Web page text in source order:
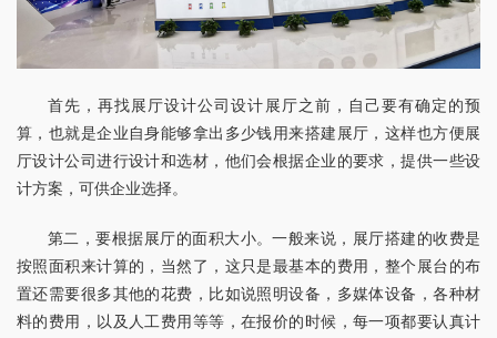
首先，再找展厅设计公司设计展厅之前，自己要有确定的预
算，也就是企业自身能够拿出多少钱用来搭建展厅，这样也方便展
厅设计公司进行设计和选材，他们会根据企业的要求，提供一些设
计方案，可供企业选择。
第二，要根据展厅的面积大小。一般来说，展厅搭建的收费是
按照面积来计算的，当然了，这只是最基本的费用，整个展台的布
置还需要很多其他的花费，比如说照明设备，多媒体设备，各种材
料的费用，以及人工费用等等，在报价的时候，每一项都要认真计